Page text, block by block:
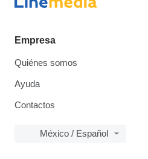
Empresa
Quiénes somos
Ayuda
Contactos
México / Español